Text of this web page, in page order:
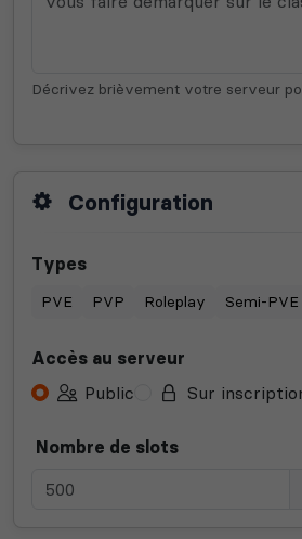
Décrivez brièvement votre serveur
Configuration
Types
PVE PVP Roleplay Semi-PVE
Accès au serveur
Public
Sur
Nombre de slots